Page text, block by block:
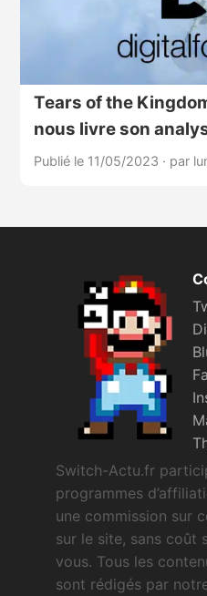
Tears of the
nous livre son
Publié le 11/05/2023 · par
Switch-Actu.fr
programmes
une commission sur
sur le site, sans coût
vous. Tous les
sont rédigés par